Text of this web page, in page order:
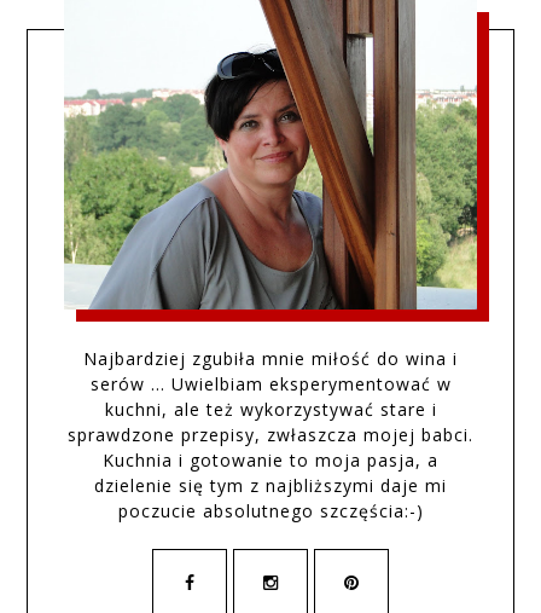
Najbardziej zgubiła mnie miłość do wina i
serów … Uwielbiam eksperymentować w
kuchni, ale też wykorzystywać stare i
sprawdzone przepisy, zwłaszcza mojej babci.
Kuchnia i gotowanie to moja pasja, a
dzielenie się tym z najbliższymi daje mi
poczucie absolutnego szczęścia:-)